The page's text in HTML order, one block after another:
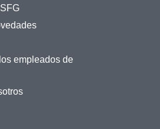
empleados de